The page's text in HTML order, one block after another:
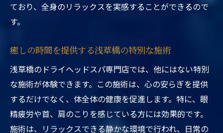
ており、全身のリラックスを実感することができるので
す。
癒しの時間を提供する浅草橋の特別な施術
浅草橋のドライヘッドスパ専門店では、他にはない特別
な施術が体験できます。この施術は、心の安らぎを提供
するだけでなく、体全体の健康を促進します。特に、眼
精疲労や首、肩のこりを感じている方には効果的です。
施術は、リラックスできる静かな環境で行われ、日常の